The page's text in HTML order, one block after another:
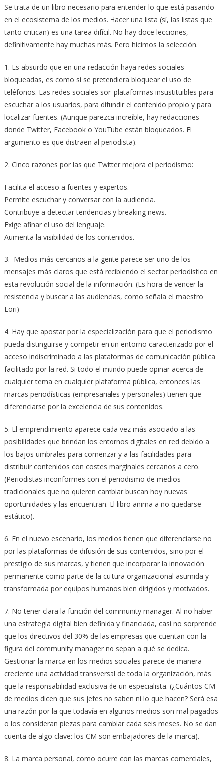
Se trata de un libro necesario para entender lo que está pasando
en el ecosistema de los medios. Hacer una lista (sí, las listas que
tanto critican) es una tarea difícil. No hay doce lecciones,
definitivamente hay muchas más. Pero hicimos la selección.
1. Es absurdo que en una redacción haya redes sociales
bloqueadas, es como si se pretendiera bloquear el uso de
teléfonos. Las redes sociales son plataformas insustituibles para
escuchar a los usuarios, para difundir el contenido propio y para
localizar fuentes. (Aunque parezca increíble, hay redacciones
donde Twitter, Facebook o YouTube están bloqueados. El
argumento es que distraen al periodista).
2. Cinco razones por las que Twitter mejora el periodismo:
Facilita el acceso a fuentes y expertos.
Permite escuchar y conversar con la audiencia.
Contribuye a detectar tendencias y breaking news.
Exige afinar el uso del lenguaje.
Aumenta la visibilidad de los contenidos.
3. Medios más cercanos a la gente parece ser uno de los
mensajes más claros que está recibiendo el sector periodístico en
esta revolución social de la información. (Es hora de vencer la
resistencia y buscar a las audiencias, como señala el maestro
Lori)
4. Hay que apostar por la especialización para que el periodismo
pueda distinguirse y competir en un entorno caracterizado por el
acceso indiscriminado a las plataformas de comunicación pública
facilitado por la red. Si todo el mundo puede opinar acerca de
cualquier tema en cualquier plataforma pública, entonces las
marcas periodísticas (empresariales y personales) tienen que
diferenciarse por la excelencia de sus contenidos.
5. El emprendimiento aparece cada vez más asociado a las
posibilidades que brindan los entornos digitales en red debido a
los bajos umbrales para comenzar y a las facilidades para
distribuir contenidos con costes marginales cercanos a cero.
(Periodistas inconformes con el periodismo de medios
tradicionales que no quieren cambiar buscan hoy nuevas
oportunidades y las encuentran. El libro anima a no quedarse
estático).
6. En el nuevo escenario, los medios tienen que diferenciarse no
por las plataformas de difusión de sus contenidos, sino por el
prestigio de sus marcas, y tienen que incorporar la innovación
permanente como parte de la cultura organizacional asumida y
transformada por equipos humanos bien dirigidos y motivados.
7. No tener clara la función del community manager. Al no haber
una estrategia digital bien definida y financiada, casi no sorprende
que los directivos del 30% de las empresas que cuentan con la
figura del community manager no sepan a qué se dedica.
Gestionar la marca en los medios sociales parece de manera
creciente una actividad transversal de toda la organización, más
que la responsabilidad exclusiva de un especialista. (¿Cuántos CM
de medios dicen que sus jefes no saben ni lo que hacen? Será esa
una razón por la que todavía en algunos medios son mal pagados
o los consideran piezas para cambiar cada seis meses. No se dan
cuenta de algo clave: los CM son embajadores de la marca).
8. La marca personal, como ocurre con las marcas comerciales,